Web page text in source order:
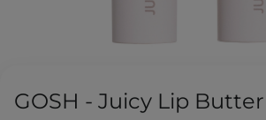
GOSH - Juicy Lip